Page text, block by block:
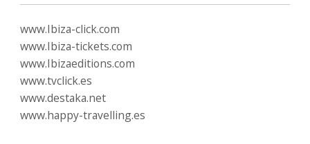
www.Ibiza-click.com
www.Ibiza-tickets.com
www.Ibizaeditions.com
www.tvclick.es
www.destaka.net
www.happy-travelling.es